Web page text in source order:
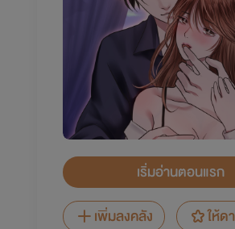
เริ่มอ่านตอนแรก
เพิ่มลงคลัง
ให้ด